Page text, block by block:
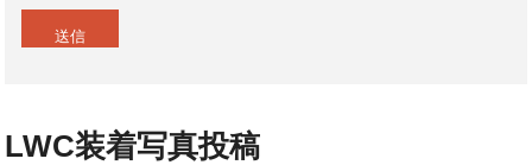
LWC装着写真投稿